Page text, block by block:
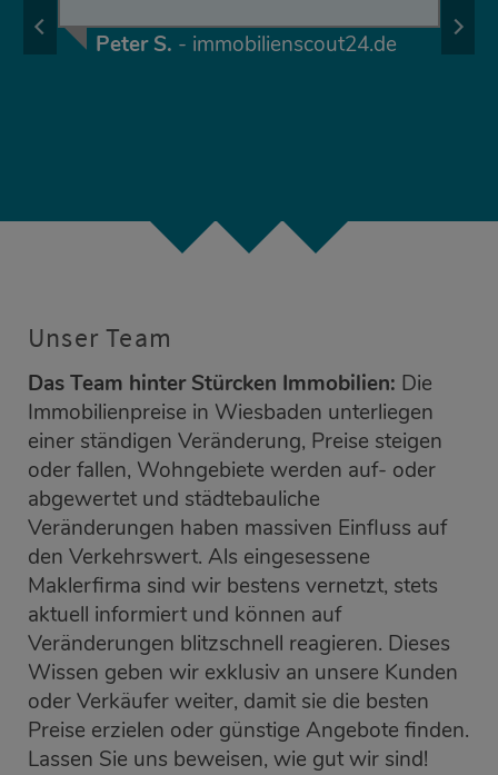
Peter S. - immobilienscout24.de
Unser Team
Das Team hinter Stürcken Immobilien: Die
Immobilienpreise in Wiesbaden unterliegen
einer ständigen Veränderung, Preise steigen
oder fallen, Wohngebiete werden auf- oder
abgewertet und städtebauliche
Veränderungen haben massiven Einfluss auf
den Verkehrswert. Als eingesessene
Maklerfirma sind wir bestens vernetzt, stets
aktuell informiert und können auf
Veränderungen blitzschnell reagieren. Dieses
Wissen geben wir exklusiv an unsere Kunden
oder Verkäufer weiter, damit sie die besten
Preise erzielen oder günstige Angebote finden.
Lassen Sie uns beweisen, wie gut wir sind!